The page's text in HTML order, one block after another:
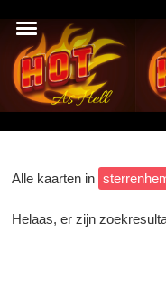
Alle kaarten in
Helaas, er zijn